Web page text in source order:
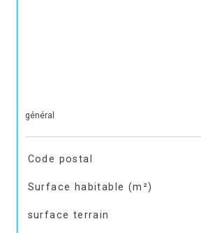
général
TRAD_SIROCCO_Caracteristique
Code postal
Surface habitable (m²)
surface terrain